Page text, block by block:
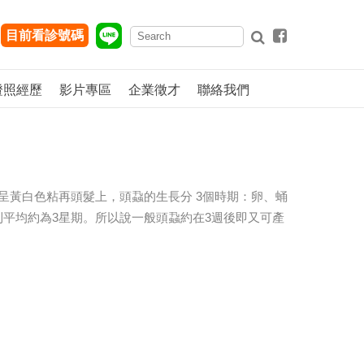
目前看診號碼
經歷 影片專區 企業徵才 聯絡我們
黃白色粘再頭髮上，頭蝨的生長分 3個時期：卵、蛹
均約為3星期。所以說一般頭蝨約在3週後即又可產